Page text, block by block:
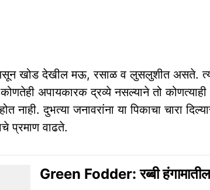
असून खोड देखील मऊ, रसाळ व लुसलुशीत असते.
अपायकारक द्रव्ये नसल्याने तो
नाही. दुभत्या जनावरांना या पिकाचा चारा
प्रमाण वाढते.
Green Fodder: रब्बी हंगामातील